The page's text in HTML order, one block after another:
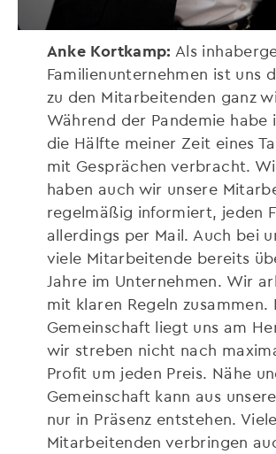
Anke Kortkamp: Als
Familienunternehmen ist uns
zu den Mitarbeitenden ganz
Während der Pandemie habe
die Hälfte meiner Zeit eines
mit Gesprächen verbracht.
haben auch wir unsere
regelmäßig informiert, jeden
allerdings per Mail. Auch bei
viele Mitarbeitende bereits
Jahre im Unternehmen. Wir
mit klaren Regeln zusammen.
Gemeinschaft liegt uns am
wir streben nicht nach
Profit um jeden Preis. Nähe
Gemeinschaft kann aus
nur in Präsenz entstehen.
Mitarbeitenden verbringen